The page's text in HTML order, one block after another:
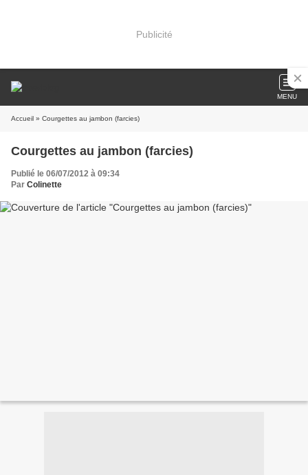
Publicité
MENU
Accueil » Courgettes au jambon (farcies)
Courgettes au jambon (farcies)
Publié le 06/07/2012 à 09:34
Par Colinette